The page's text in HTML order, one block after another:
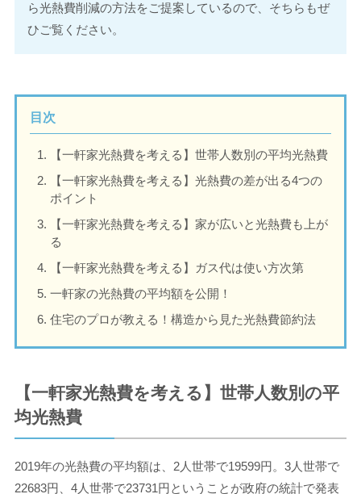
ら光熱費削減の方法をご提案しているので、そちらもぜ
ひご覧ください。
目次
【一軒家光熱費を考える】世帯人数別の平均光熱費
【一軒家光熱費を考える】光熱費の差が出る4つの
ポイント
【一軒家光熱費を考える】家が広いと光熱費も上が
る
【一軒家光熱費を考える】ガス代は使い方次第
一軒家の光熱費の平均額を公開！
住宅のプロが教える！構造から見た光熱費節約法
【一軒家光熱費を考える】世帯人数別の平
均光熱費
2019年の光熱費の平均額は、2人世帯で19599円。3人世帯で
22683円、4人世帯で23731円ということが政府の統計で発表